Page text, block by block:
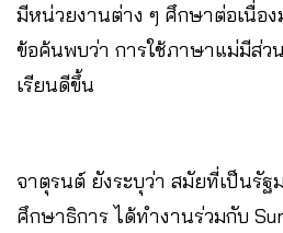
มีหน่วยงานต่าง ๆ ศึกษาต่อเนื่อ
ข้อค้นพบว่า การใช้ภาษาแม่มีส่ว
เรียนดีขึ้น
จาตุรนต์ ยังระบุว่า สมัยที่เป็นรัฐ
ศึกษาธิการ ได้ทำงานร่วมกับ